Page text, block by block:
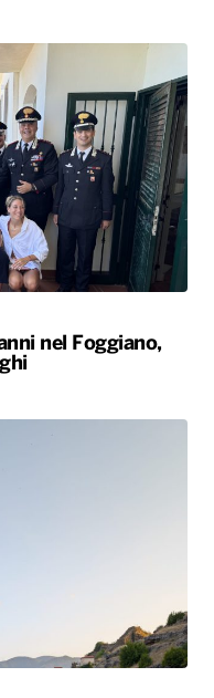
nel Foggiano,